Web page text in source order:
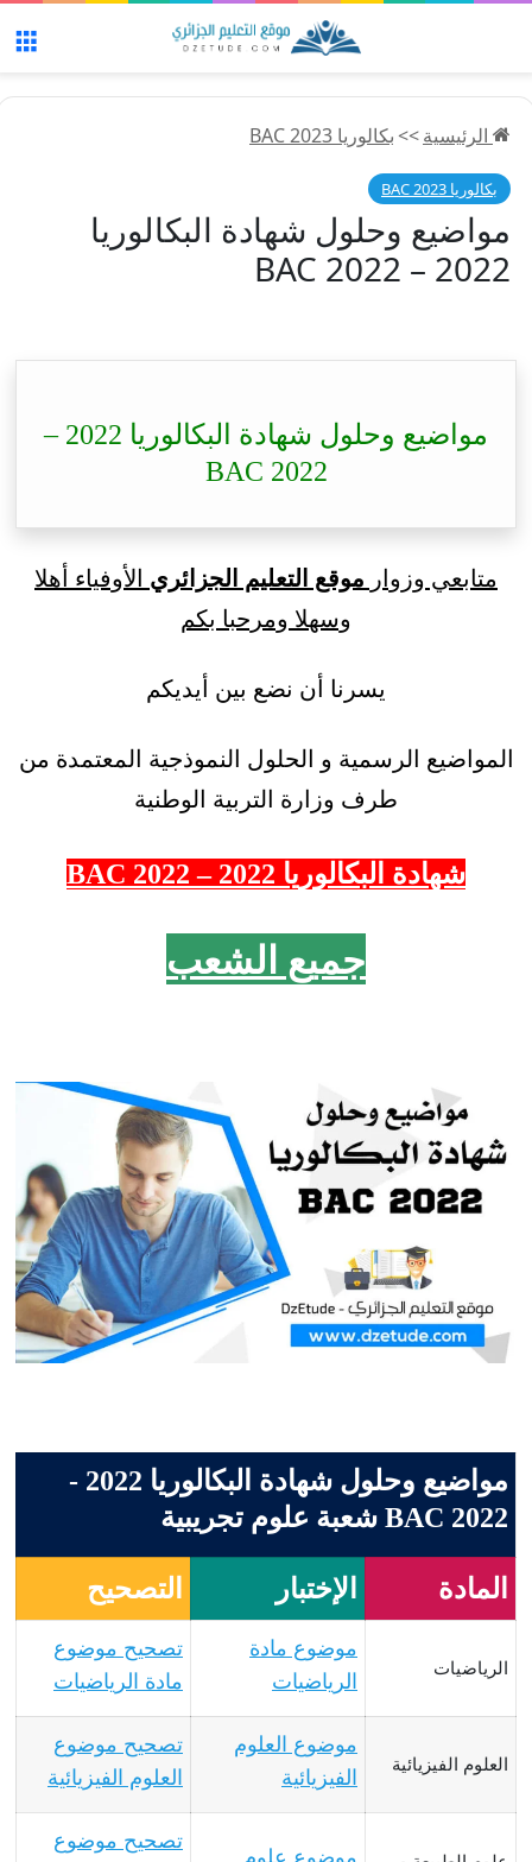
الرئيسية>>بكالوريا 2023 BAC
بكالوريا 2023 BAC
مواضيع وحلول شهادة البكالوريا
2022 – BAC 2022
مواضيع وحلول شهادة البكالوريا 2022 –
BAC 2022
متابعي وزوار موقع التعليم الجزائري الأوفياء أهلا
وسهلا ومرحبا بكم
يسرنا أن نضع بين أيديكم
المواضيع الرسمية و الحلول النموذجية المعتمدة من
طرف وزارة التربية الوطنية
شهادة البكالوريا 2022 – 2022 BAC
جميع الشعب
مواضيع وحلول شهادة البكالوريا 2022 -
BAC 2022 شعبة علوم تجريبية
المادة الإختبار التصحيح
الرياضيات
موضوع مادة
الرياضيات
تصحيح موضوع
مادة الرياضيات
العلوم الفيزيائية
موضوع العلوم
الفيزيائية
تصحيح موضوع
العلوم الفيزيائية
تصحيح موضوع